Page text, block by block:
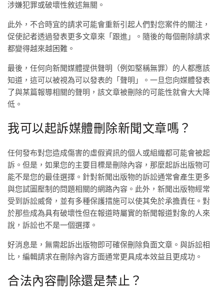
涉嫌犯罪或破壞性敘述無關。
此外，不合時宜的請求可能會重新引起人們對您案件的關注，
促使記者透過發表更多文章來「跟進」。隨後的每個刪除請求
都變得越來越困難。
最後，任何向新聞媒體提供聲明（例如堅稱無罪）的人都應該
知道，這可以被視為可以發表的「聲明」。一旦您向媒體發表
了與某篇報導相關的聲明，該文章被刪除的可能性就會大大降
低。
我可以起訴媒體刪除新聞文章嗎？
任何發布對您造成傷害的虛假資訊的個人或組織都可能會被起
訴。但是，如果您的主要目標是刪除內容，那麼起訴出版物可
能不是您的最佳選擇。針對新聞出版物的訴訟通常會產生更多
與您試圖壓制的問題相關的網路內容。此外，新聞出版物經常
受到訴訟威脅，並有多種保護措施可以使其免於承擔責任。對
於那些成為具有破壞性但在報道時屬實的新聞報道對象的人來
說，訴訟也不是一個選擇。
好消息是，無需起訴出版物即可確保刪除負面文章。與訴訟相
比，編輯請求在刪除內容方面通常更具成本效益且更成功。
合法內容刪除還是禁止？